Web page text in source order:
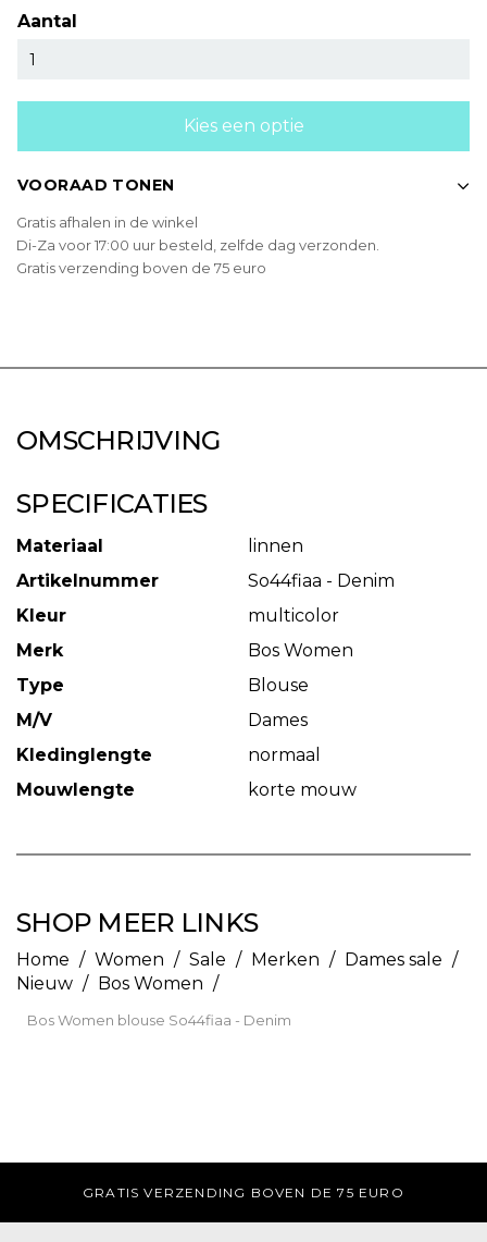
Aantal
Kies een optie
VOORAAD TONEN
Gratis afhalen in de winkel
Di-Za voor 17:00 uur besteld, zelfde dag verzonden.
Gratis verzending boven de 75 euro
OMSCHRIJVING
SPECIFICATIES
Materiaal
linnen
Artikelnummer
So44fiaa - Denim
Kleur
multicolor
Merk
Bos Women
Type
Blouse
M/V
Dames
Kledinglengte
normaal
Mouwlengte
korte mouw
SHOP MEER LINKS
Home / Women / Sale / Merken / Dames sale /
Nieuw / Bos Women /
Bos Women blouse So44fiaa - Denim
GRATIS AFHALEN IN DE WINKEL